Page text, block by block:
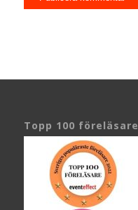
Topp 100 föreläsare